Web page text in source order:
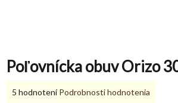
Poľovnícka obuv Orizo
Priemerné
5 hodnotení Podrobnosti hodnotenia